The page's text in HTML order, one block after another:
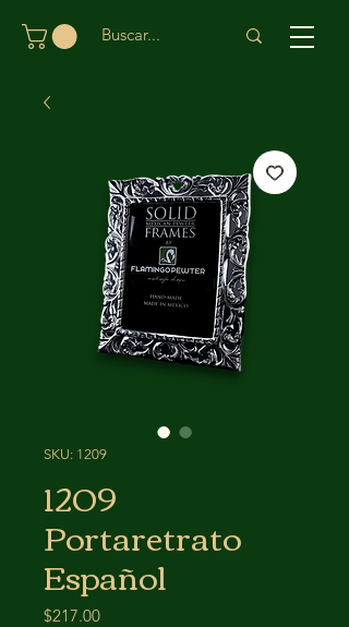
SKU: 1209
1209
Portaretrato
Español
$217.00Precio